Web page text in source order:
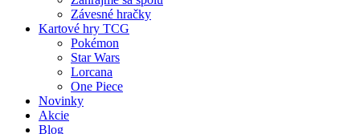
Závesné hračky
Kartové hry TCG
Pokémon
Star Wars
Lorcana
One Piece
Novinky
Akcie
Blog